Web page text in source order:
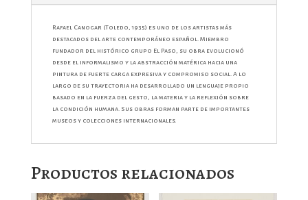
Rafael Canogar (Toledo, 1935) es uno de los artistas más
destacados del arte contemporáneo español. Miembro
fundador del histórico grupo El Paso, su obra evolucionó
desde el informalismo y la abstracción matérica hacia una
pintura de fuerte carga expresiva y compromiso social. A lo
largo de su trayectoria ha desarrollado un lenguaje propio
basado en la fuerza del gesto, la materia y la reflexión sobre
la condición humana. Sus obras forman parte de importantes
museos y colecciones internacionales.
Productos relacionados